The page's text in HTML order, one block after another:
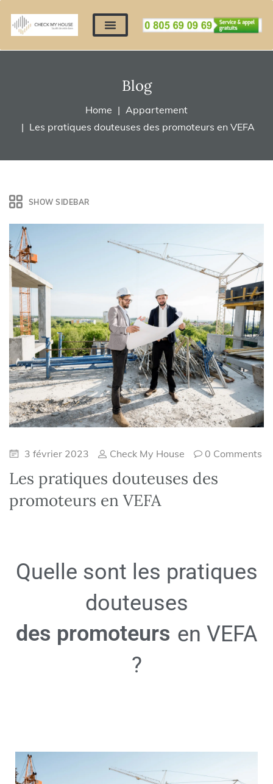
Blog
Home
Appartement
Les pratiques douteuses des promoteurs en VEFA
SHOW SIDEBAR
3 février 2023 Check My House 0 Comments
Les pratiques douteuses des
promoteurs en VEFA
Quelle sont les pratiques
douteuses
des promoteurs en VEFA
?